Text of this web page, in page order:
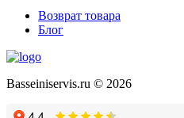
Возврат товара
Блог
Basseiniservis.ru © 2026